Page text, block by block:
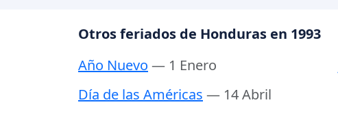
Otros feriados de Honduras en 1993
Año Nuevo — 1 Enero
Día de las Américas — 14 Abril